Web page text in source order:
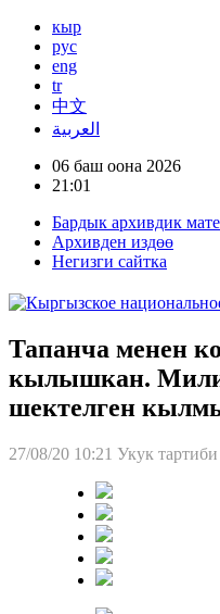
кыр
рус
eng
tr
中文
العربية
06 баш оона 2026
21:01
Бардык архивдик
Архивден издөө
Негизги сайтка
Тапанча менен
кылышкан.
шектелген
27/08/20 10:21 Укук тартиби